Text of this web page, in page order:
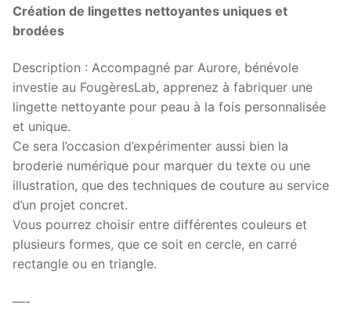
Création de lingettes nettoyantes uniques et
brodées
Description : Accompagné par Aurore, bénévole
investie au FougèresLab, apprenez à fabriquer une
lingette nettoyante pour peau à la fois personnalisée
et unique.
Ce sera l’occasion d’expérimenter aussi bien la
broderie numérique pour marquer du texte ou une
illustration, que des techniques de couture au service
d’un projet concret.
Vous pourrez choisir entre différentes couleurs et
plusieurs formes, que ce soit en cercle, en carré
rectangle ou en triangle.
—-